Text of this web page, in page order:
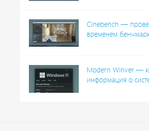
Cinebench —
временем
Modern Winver —
информация о